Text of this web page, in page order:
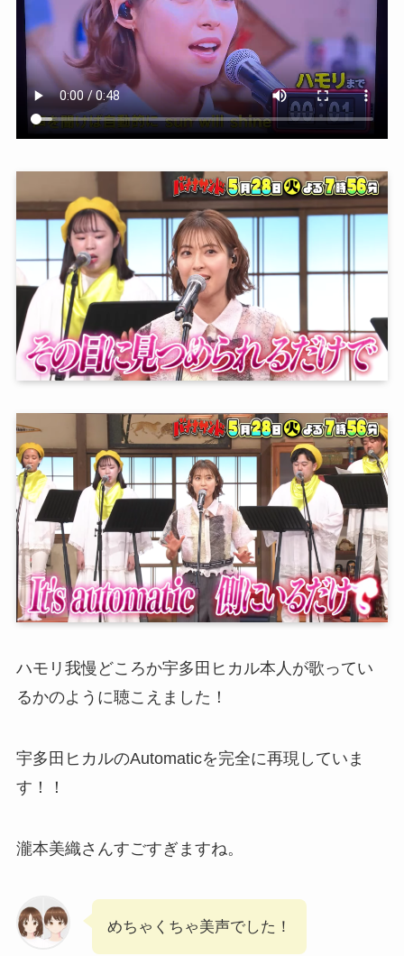
ハモリ我慢どころか宇多田ヒカル本人が歌ってい
るかのように聴こえました！
宇多田ヒカルのAutomaticを完全に再現していま
す！！
瀧本美織さんすごすぎますね。
めちゃくちゃ美声でした！